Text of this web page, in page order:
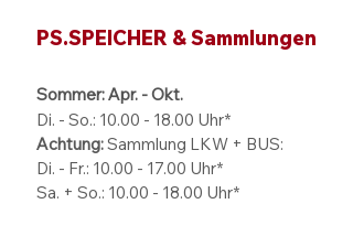
PS.SPEICHER & Sammlungen
Sommer: Apr. - Okt.
Di. - So.: 10.00 - 18.00 Uhr*
Achtung:Sammlung LKW + BUS:
Di. - Fr.: 10.00 - 17.00 Uhr*
Sa. + So.: 10.00 - 18.00 Uhr*